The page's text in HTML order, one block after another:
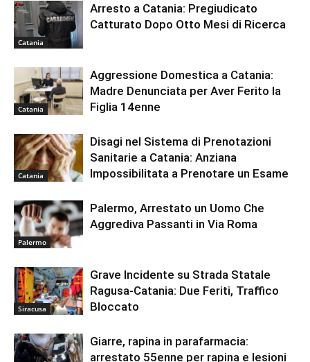
Catania
Arresto a Catania: Pregiudicato
Catturato Dopo Otto Mesi di Ricerca
Catania
Aggressione Domestica a Catania:
Madre Denunciata per Aver Ferito la
Figlia 14enne
Catania
Disagi nel Sistema di Prenotazioni
Sanitarie a Catania: Anziana
Impossibilitata a Prenotare un Esame
Palermo
Palermo, Arrestato un Uomo Che
Aggrediva Passanti in Via Roma
Siracusa
Grave Incidente su Strada Statale
Ragusa-Catania: Due Feriti, Traffico
Bloccato
Giarre, rapina in parafarmacia:
arrestato 55enne per rapina e lesioni